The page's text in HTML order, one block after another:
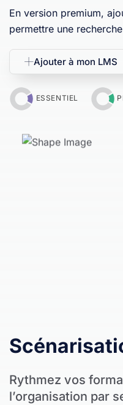
En version premium,
permettre une
Ajouter à mon LMS
ESSENTIEL
Rythmez vos
l’organisation par